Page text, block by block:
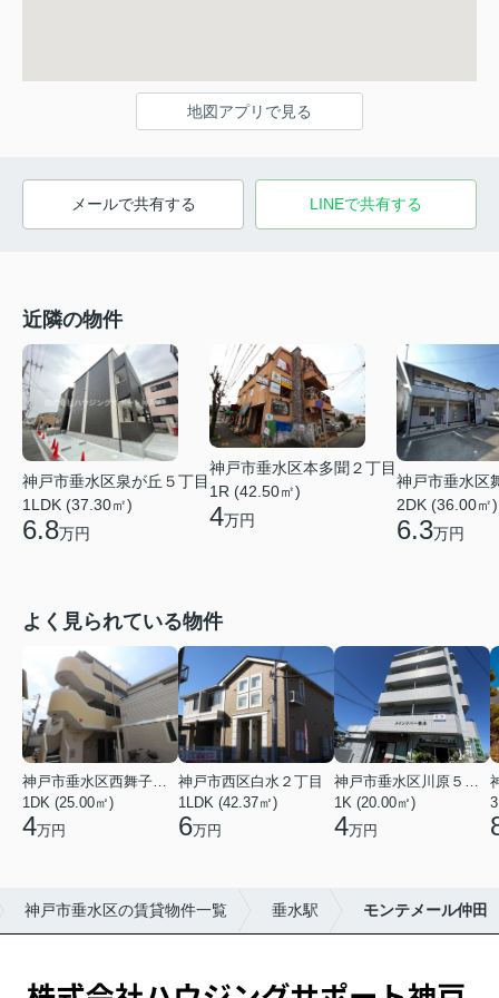
地図アプリで見る
メールで共有する LINEで共有する
近隣の物件
神戸市垂水区泉が丘５丁目
1LDK (37.30㎡)
6.8万円
神戸市垂水区本多聞２丁目
1R (42.50㎡)
4万円
神戸市垂水区
2DK (36.00㎡)
6.3万円
よく見られている物件
神戸市垂水区西舞子２丁目
1DK (25.00㎡)
4万円
神戸市西区白水２丁目
1LDK (42.37㎡)
6万円
神戸市垂水区川原５丁目
1K (20.00㎡)
4万円
神戸市垂水区の賃貸物件一覧 垂水駅 モンテメール仲田